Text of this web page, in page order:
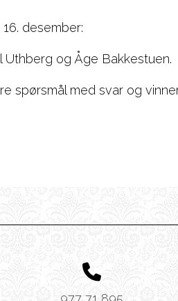
desember:
Uthberg og Åge Bakkestuen.
spørsmål med svar og